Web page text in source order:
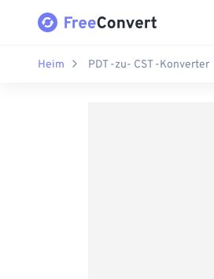
Heim PDT -zu- CST -Konverter